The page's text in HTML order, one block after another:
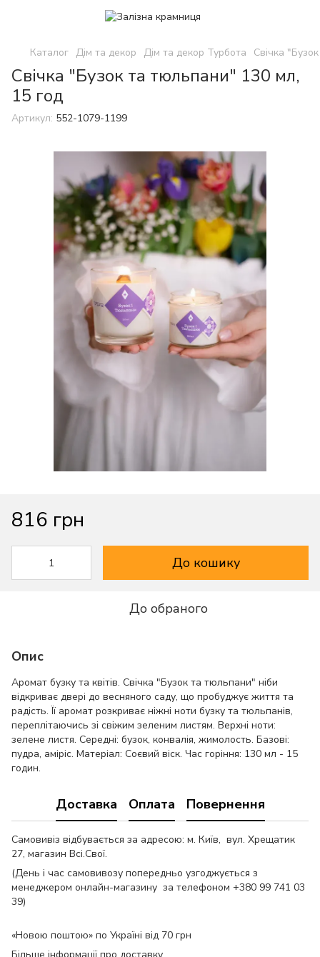
Каталог Дім та декор Дім та декор Турбота Свічка
Свічка "Бузок та тюльпани" 130 мл,
15 год
Артикул: 552-1079-1199
816 грн
До кошику
До обраного
Опис
Аромат бузку та квітів. Свічка "Бузок та тюльпани" ніби
відкриває двері до весняного саду, що пробуджує життя та
радість. Її аромат розкриває ніжні ноти бузку та тюльпанів,
переплітаючись зі свіжим зеленим листям. Верхні ноти:
зелене листя. Середні: бузок, конвалія, жимолость. Базові:
пудра, аміріс. Матеріал: Соєвий віск. Час горіння: 130 мл - 15
годин.
Доставка Оплата Повернення
Самовивіз відбувається за адресою: м. Київ, вул. Хрещатик
27, магазин Всі.Свої.
(День і час самовивозу попередньо узгоджується з
менеджером онлайн-магазину за телефоном +380 99 741 03
39)
«Новою поштою» по Україні від 70 грн